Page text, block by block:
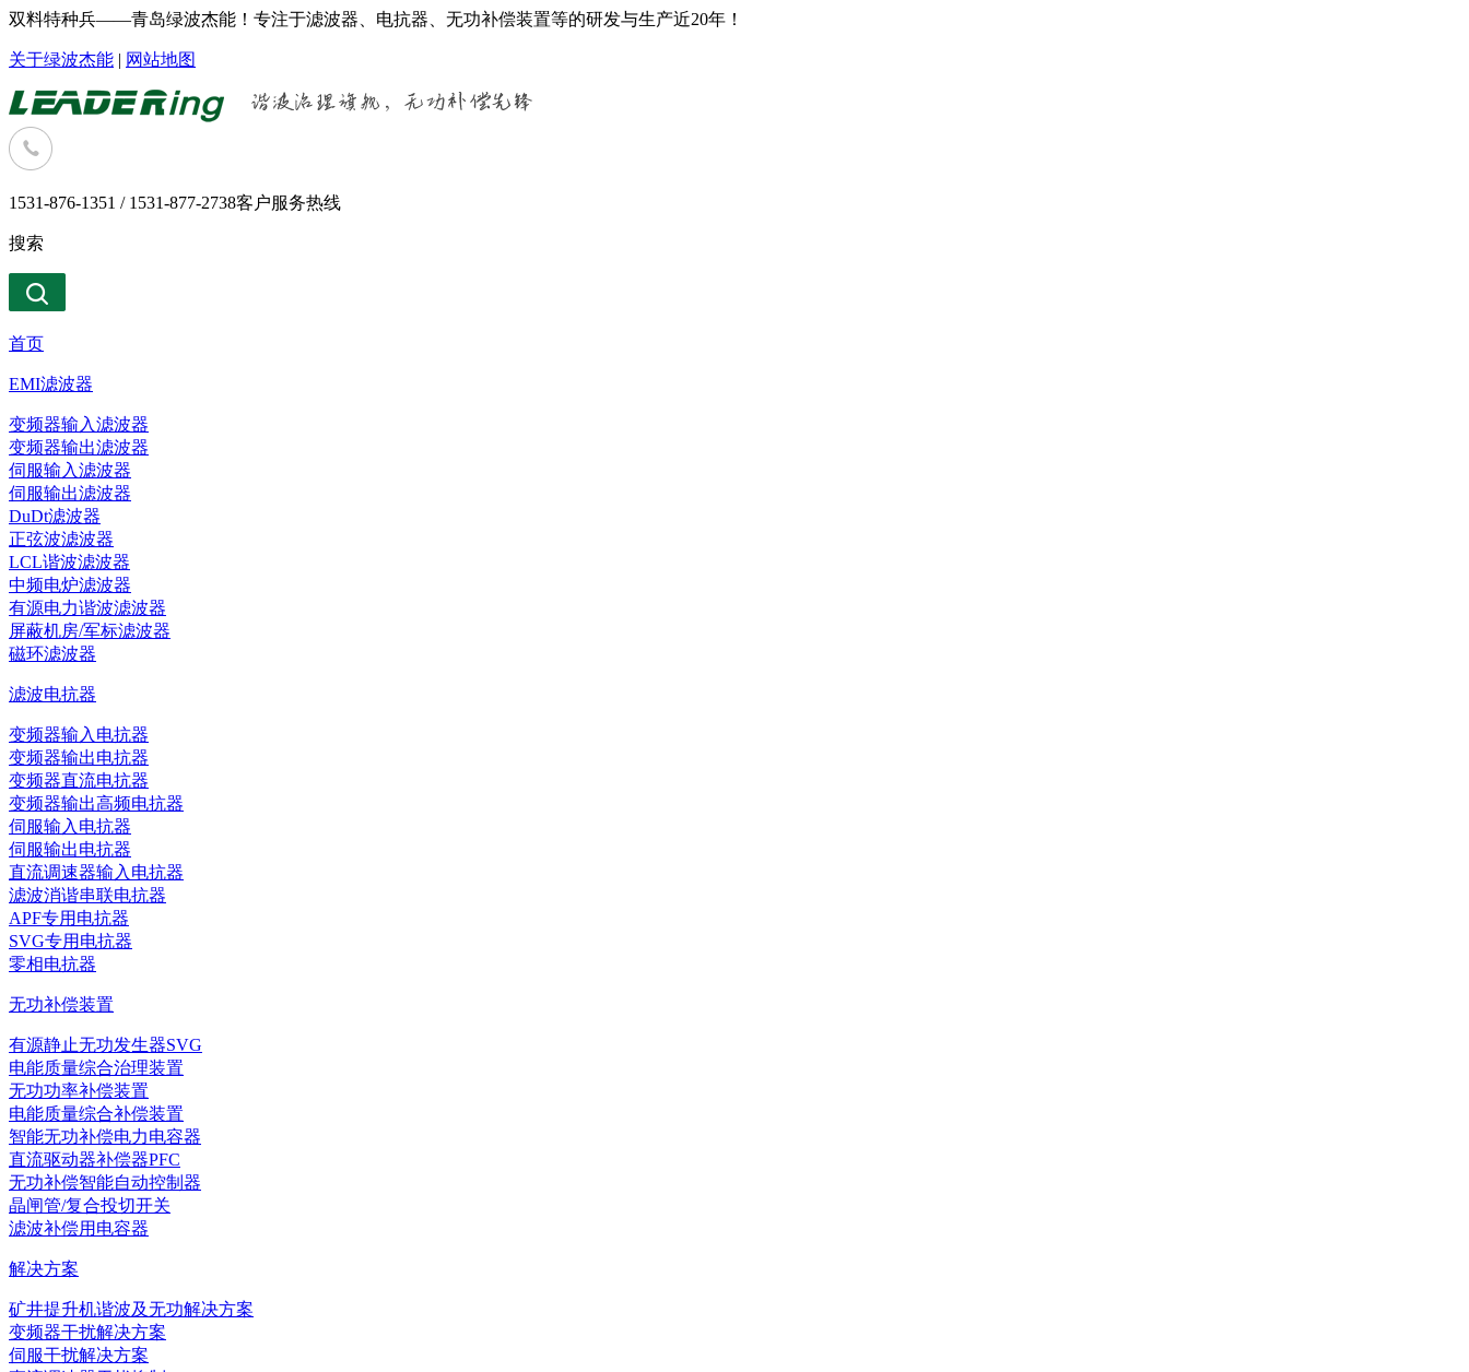
双料特种兵——青岛绿波杰能！专注于滤波器、电抗器、无功补偿装置等的研发与生产近20年！
关于绿波杰能 | 网站地图
1531-876-1351 / 1531-877-2738客户服务热线
搜索
首页
EMI滤波器
变频器输入滤波器
变频器输出滤波器
伺服输入滤波器
伺服输出滤波器
DuDt滤波器
正弦波滤波器
LCL谐波滤波器
中频电炉滤波器
有源电力谐波滤波器
屏蔽机房/军标滤波器
磁环滤波器
滤波电抗器
变频器输入电抗器
变频器输出电抗器
变频器直流电抗器
变频器输出高频电抗器
伺服输入电抗器
伺服输出电抗器
直流调速器输入电抗器
滤波消谐串联电抗器
APF专用电抗器
SVG专用电抗器
零相电抗器
无功补偿装置
有源静止无功发生器SVG
电能质量综合治理装置
无功功率补偿装置
电能质量综合补偿装置
智能无功补偿电力电容器
直流驱动器补偿器PFC
无功补偿智能自动控制器
晶闸管/复合投切开关
滤波补偿用电容器
解决方案
矿井提升机谐波及无功解决方案
变频器干扰解决方案
伺服干扰解决方案